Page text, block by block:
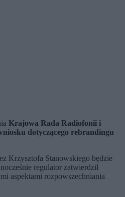
Krajowa Rada Radiofonii i
dotyczącego rebrandingu
Krzysztofa Stanowskiego będzie
regulator zatwierdził
aspektami rozpowszechniania